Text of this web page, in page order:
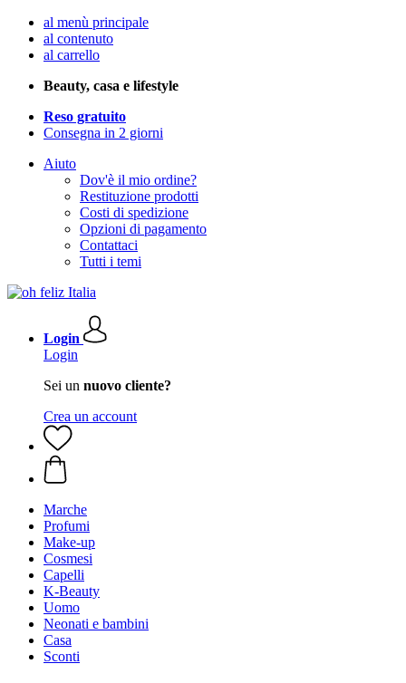
al menù principale
al contenuto
al carrello
Beauty, casa e lifestyle
Reso gratuito
Consegna in 2 giorni
Aiuto
Dov'è il mio ordine?
Restituzione prodotti
Costi di spedizione
Opzioni di pagamento
Contattaci
Tutti i temi
Login
Login
Sei un nuovo cliente?
Crea un account
Marche
Profumi
Make-up
Cosmesi
Capelli
K-Beauty
Uomo
Neonati e bambini
Casa
Sconti